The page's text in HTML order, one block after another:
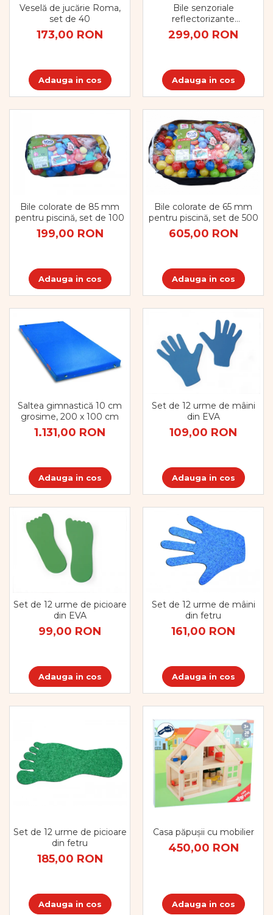
Veselă de jucărie Roma,
set de 40
173,00 RON
Adauga in cos
Bile senzoriale
reflectorizante
misterioase, set de 6
299,00 RON
Adauga in cos
Bile colorate de 85 mm
pentru piscină, set de 100
199,00 RON
Adauga in cos
Bile colorate de 65 mm
pentru piscină, set de 500
605,00 RON
Adauga in cos
Saltea gimnastică 10 cm
grosime, 200 x 100 cm
1.131,00 RON
Adauga in cos
Set de 12 urme de mâini
din EVA
109,00 RON
Adauga in cos
Set de 12 urme de picioare
din EVA
99,00 RON
Adauga in cos
Set de 12 urme de mâini
din fetru
161,00 RON
Adauga in cos
Set de 12 urme de picioare
din fetru
185,00 RON
Adauga in cos
Casa păpușii cu mobilier
450,00 RON
Adauga in cos